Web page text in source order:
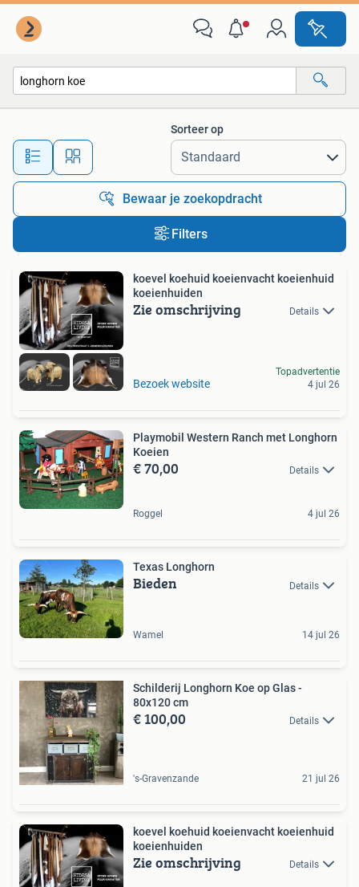
Alle afstanden…
Sorteer op
Bewaar je zoekopdracht
Filters
koevel koehuid koeienvacht koeienhuid
koeienhuiden
Zie omschrijving Details
Bezoek website
Topadvertentie
4 jul 26
Playmobil Western Ranch met Longhorn
Koeien
€ 70,00 Details
Roggel 4 jul 26
Texas Longhorn
Bieden Details
Wamel 14 jul 26
Schilderij Longhorn Koe op Glas -
80x120 cm
€ 100,00 Details
's-Gravenzande 21 jul 26
koevel koehuid koeienvacht koeienhuid
koeienhuiden
Zie omschrijving Details